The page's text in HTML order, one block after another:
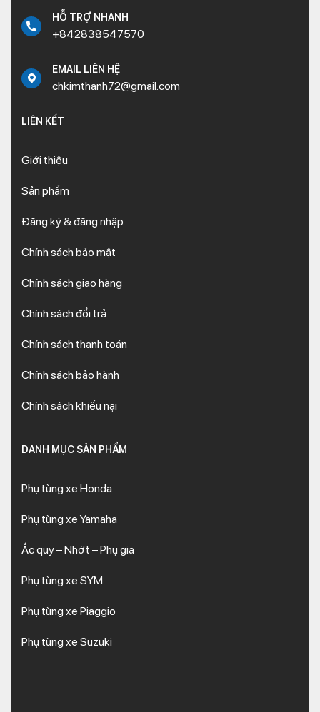
HỖ TRỢ NHANH
+842838547570
EMAIL LIÊN HỆ
chkimthanh72@gmail.com
LIÊN KẾT
Giới thiệu
Sản phẩm
Đăng ký & đăng nhập
Chính sách bảo mật
Chính sách giao hàng
Chính sách đổi trả
Chính sách thanh toán
Chính sách bảo hành
Chính sách khiếu nại
DANH MỤC SẢN PHẨM
Phụ tùng xe Honda
Phụ tùng xe Yamaha
Ắc quy – Nhớt – Phụ gia
Phụ tùng xe SYM
Phụ tùng xe Piaggio
Phụ tùng xe Suzuki